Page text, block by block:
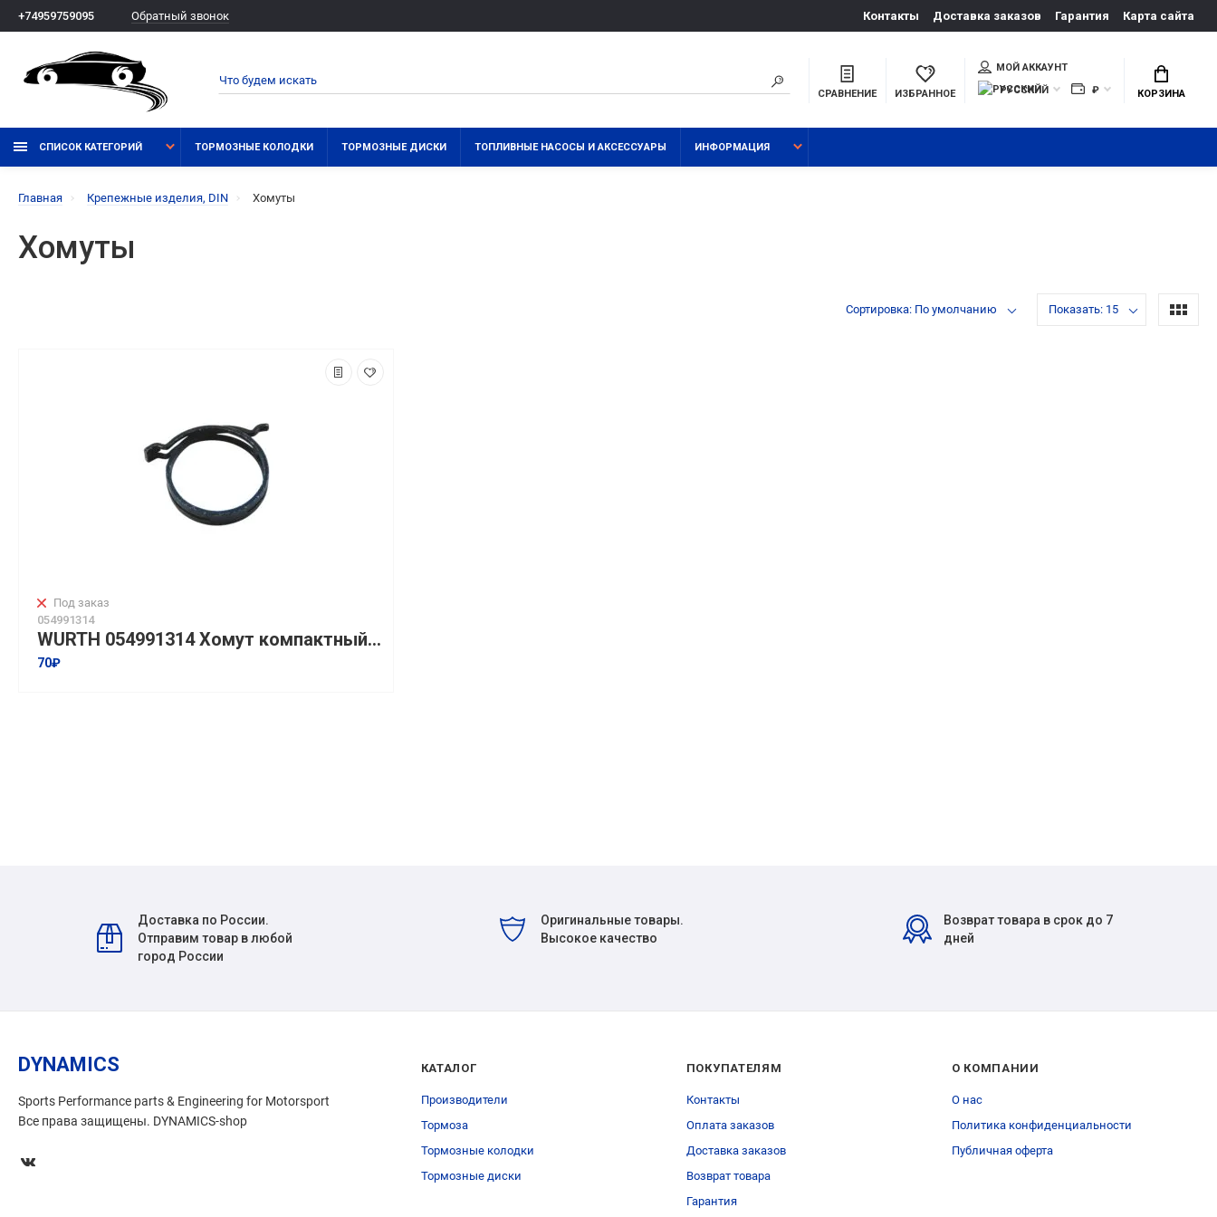
+74959759095 Обратный звонок Контакты Доставка заказов Гарантия Карта сайта
СРАВНЕНИЕ ИЗБРАННОЕ
МОЙ АККАУНТ
РУССКИЙ
₽ КОРЗИНА
СПИСОК КАТЕГОРИЙ ТОРМОЗНЫЕ КОЛОДКИ ТОРМОЗНЫЕ ДИСКИ ТОПЛИВНЫЕ НАСОСЫ И АКСЕССУАРЫ ИНФОРМАЦИЯ
Главная Крепежные изделия, DIN Хомуты
Хомуты
Сортировка: По умолчанию Показать: 15
Под заказ
054991314
WURTH 054991314 Хомут компактный рессорный I Пружинный DIN3021-B-51CRV4-(FLZ)-D14X12 I Упаковка 500 шт
70₽
Доставка по России.
Отправим товар в любой
город России
Оригинальные товары.
Высокое качество
Возврат товара в срок до 7
дней
DYNAMICS
Sports Performance parts & Engineering for Motorsport
Все права защищены. DYNAMICS-shop
КАТАЛОГ
Производители
Тормоза
Тормозные колодки
Тормозные диски
ПОКУПАТЕЛЯМ
Контакты
Оплата заказов
Доставка заказов
Возврат товара
Гарантия
О КОМПАНИИ
О нас
Политика конфиденциальности
Публичная оферта